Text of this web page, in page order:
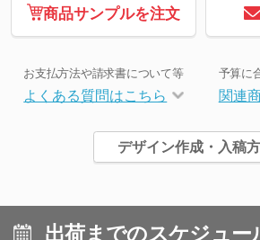
商品サンプルを注文
お支払方法や請求書について等
よくある質問はこちら
予算に
関連
デザイン作成・入稿
出荷までのスケジュー